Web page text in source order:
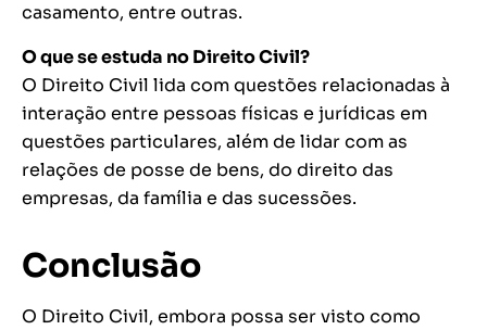
casamento, entre outras.
O que se estuda no Direito Civil?
O Direito Civil lida com questões relacionadas à
interação entre pessoas físicas e jurídicas em
questões particulares, além de lidar com as
relações de posse de bens, do direito das
empresas, da família e das sucessões.
Conclusão
O Direito Civil, embora possa ser visto como